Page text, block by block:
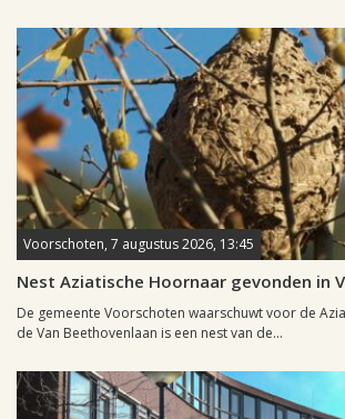
Voorschoten, 7 augustus 2026, 13:45
Nest Aziatische Hoornaar gevonden in
De gemeente Voorschoten waarschuwt voor de
de Van Beethovenlaan is een nest van de...